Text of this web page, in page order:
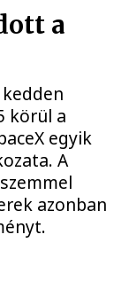
a
körül a
egyik
A
azonban